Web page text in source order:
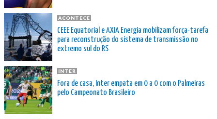
ACONTECE
CEEE Equatorial e AXIA Energia mobilizam força-tarefa
para reconstrução do sistema de transmissão no
extremo sul do RS
INTER
Fora de casa, Inter empata em 0 a 0 com o Palmeiras
pelo Campeonato Brasileiro